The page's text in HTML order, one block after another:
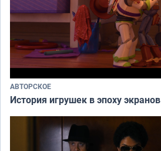
АВТОРСКОЕ
История игрушек в эпоху экранов